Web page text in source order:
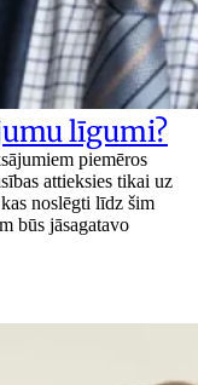
līgumi?
piemēros
attieksies tikai uz
noslēgti līdz šim
būs jāsagatavo